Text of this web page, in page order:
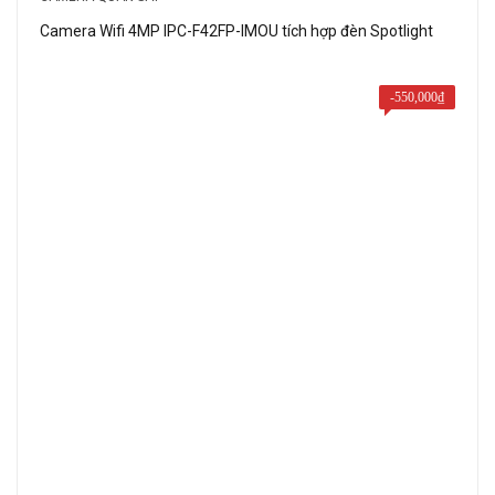
1,050,000₫.
Camera Wifi 4MP IPC-F42FP-IMOU tích hợp đèn Spotlight
-550,000₫